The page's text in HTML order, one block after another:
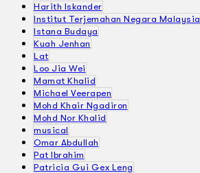
Harith Iskander
Institut Terjemahan Negara Malaysia
Istana Budaya
Kuah Jenhan
Lat
Loo Jia Wei
Mamat Khalid
Michael Veerapen
Mohd Khair Ngadiron
Mohd Nor Khalid
musical
Omar Abdullah
Pat Ibrahim
Patricia Gui Gex Leng